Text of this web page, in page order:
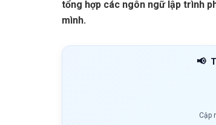
tổng hợp các ngôn ngữ lập trình
mình.
📢
Cập